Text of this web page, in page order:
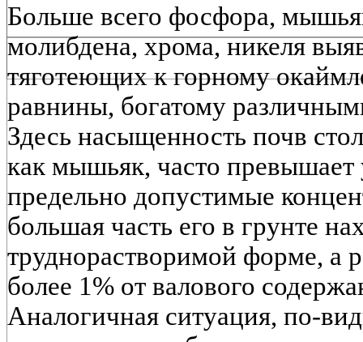
Больше всего фосфора,
молибдена, хрома, никеля
тяготеющих к горному
равнины, богатому
Здесь насыщенность почв
как мышьяк, часто превышает
предельно допустимые
большая часть его в грунте
труднорастворимой форме, а
более 1% от валового
Аналогичная ситуация, по-